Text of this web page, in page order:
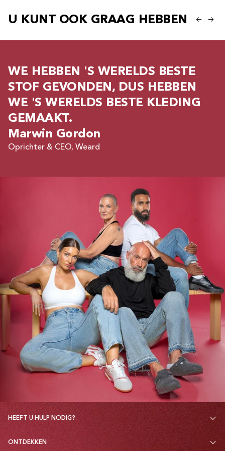
U KUNT OOK GRAAG HEBBEN
WE HEBBEN 'S WERELDS BESTE
STOF GEVONDEN, DUS HEBBEN
WE 'S WERELDS BESTE KLEDING
GEMAAKT.
Marwin Gordon
Oprichter & CEO, Weard
HEEFT U HULP NODIG?
ONTDEKKEN